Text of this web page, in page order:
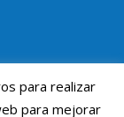
para realizar
para mejorar